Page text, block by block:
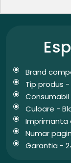
Brand
Tip produs
Culoare -
Imprimanta
Numar
Garantia -